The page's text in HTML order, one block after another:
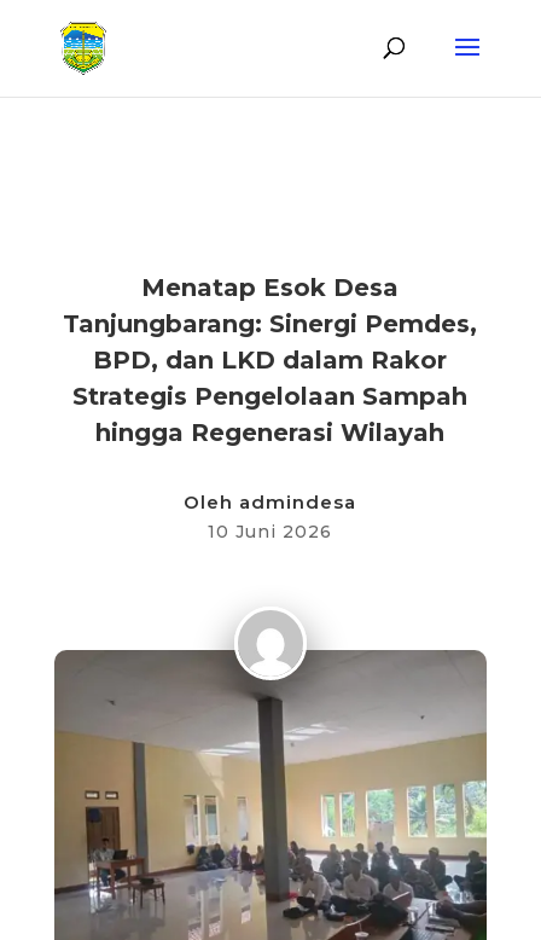
Menatap Esok Desa
Tanjungbarang: Sinergi Pemdes,
BPD, dan LKD dalam Rakor
Strategis Pengelolaan Sampah
hingga Regenerasi Wilayah
Oleh admindesa
10 Juni 2026